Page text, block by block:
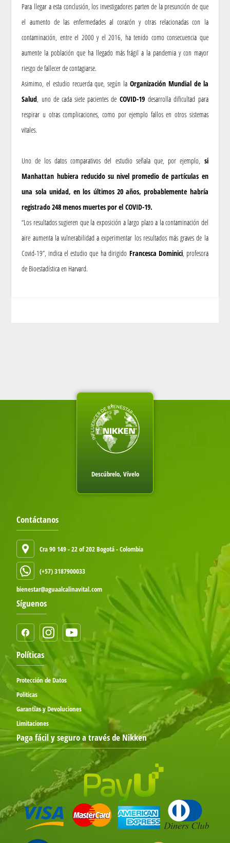
Para llegar a esta conclusión, los investigadores parten de la presunción de que
el aumento de las enfermedades al corazón y otras relacionadas con la
contaminación, entre el 2000 y el 2016, ha tenido como consecuencia que
aumente la población que ha llegado más frágil a la pandemia y con mayor
riesgo de fallecer de contagiarse.
Asimimo, el estudio recuerda que, según laOrganización Mundial de la
Salud, uno de cada siete pacientes deCOVID-19desarrolla dificultad para
respirar u otras complicaciones, como por ejemplo fallos en otros sistemas
vitales.
Uno de los datos comparativos del estudio señala que, por ejemplo, si
Manhattan hubiera reducido su nivel promedio de partículas en
una sola unidad, en los últimos 20 años, probablemente habría
registrado 248 menos muertes por el COVID-19.
“Los resultados sugieren que la exposición a largo plazo a la contaminación del
aire aumenta la vulnerabilidad a experimentar los resultados más graves de la
Covid-19”, indica el estudio que ha dirigido Francesca Dominici, profesora
de Bioestadística en Harvard.
Descúbrelo, Vívelo
Contáctanos
Cra 90 149 - 22 of 202 Bogotá - Colombia
(+57) 3187900033
bienestar@aguaalcalinavital.com
Síguenos
Políticas
Protección de Datos
Politicas
Garantías y Devoluciones
Limitaciones
Paga fácil y seguro a través de Nikken